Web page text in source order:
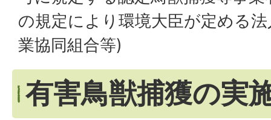
の規定により環境大臣が定める
業協同組合等)
有害鳥獣捕獲の実